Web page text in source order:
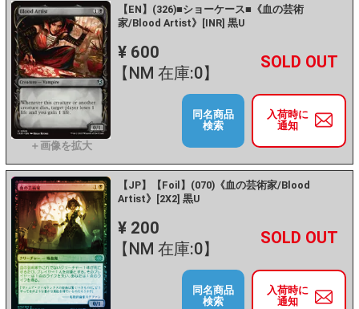
【EN】(326)■ショーケース■《血の芸術
家/Blood Artist》[INR] 黒U
¥ 600
【NM 在庫:0】
－ +
入荷時に
通知
同名商品
検索
【JP】【Foil】(070)《血の芸術家/Blood
Artist》[2X2] 黒U
¥ 200
【NM 在庫:0】
－ +
入荷時に
通知
同名商品
検索